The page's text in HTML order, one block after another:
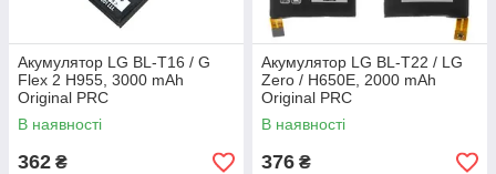
Акумулятор LG BL-T16 / G
Flex 2 H955, 3000 mAh
Original PRC
В наявності
362 ₴
Акумулятор LG BL-T22 / LG
Zero / H650E, 2000 mAh
Original PRC
В наявності
376 ₴